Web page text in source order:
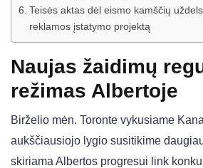
Teisės aktas dėl eismo kamščių
reklamos įstatymo projektą
Naujas žaidimų
režimas Albertoje
Birželio mėn. Toronte vykusiame
aukščiausiojo lygio susitikime
skiriama Albertos progresui link